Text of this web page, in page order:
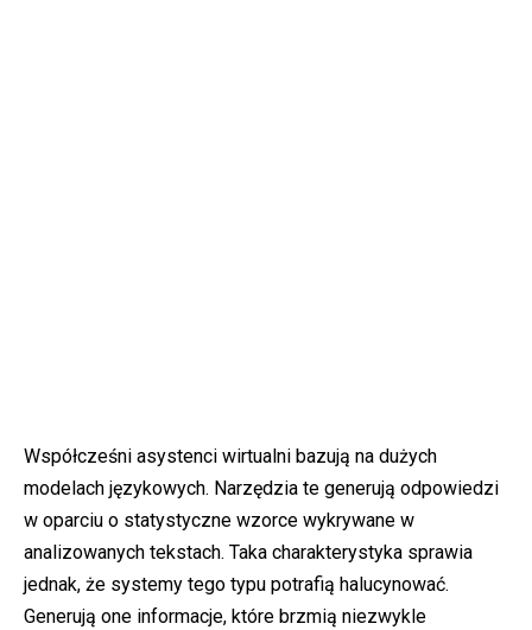
Współcześni asystenci wirtualni bazują na dużych
modelach językowych. Narzędzia te generują odpowiedzi
w oparciu o statystyczne wzorce wykrywane w
analizowanych tekstach. Taka charakterystyka sprawia
jednak, że systemy tego typu potrafią halucynować.
Generują one informacje, które brzmią niezwykle